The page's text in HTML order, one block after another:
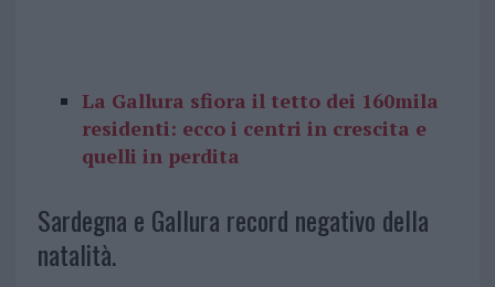
La Gallura sfiora il tetto dei 160mila
residenti: ecco i centri in crescita e
quelli in perdita
Sardegna e Gallura record negativo della
natalità.